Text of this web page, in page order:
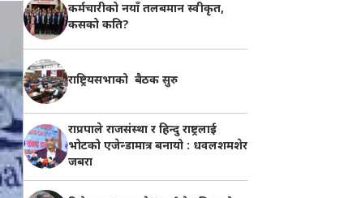
कर्मचारीको नयाँ तलबमान स्वीकृत,
कसको कति?
राष्ट्रियसभाको बैठक सुरु
राप्रपाले राजसंस्था र हिन्दु राष्ट्रलाई
भोटको एजेन्डामात्र बनायो : धवलशमशेर
जबरा